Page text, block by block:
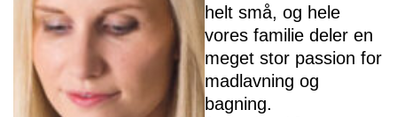
helt små, og hele
vores familie deler en
meget stor passion for
madlavning og
bagning.